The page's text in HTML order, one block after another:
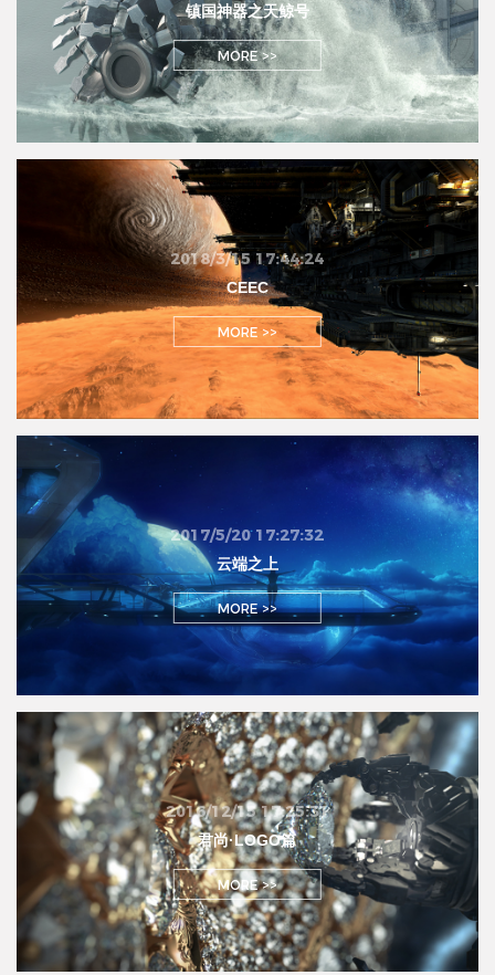
镇国神器之天鲸号
MORE >>
2018/3/15 17:44:24
CEEC
MORE >>
2017/5/20 17:27:32
云端之上
MORE >>
2016/12/15 17:25:31
君尚·LOGO篇
MORE >>